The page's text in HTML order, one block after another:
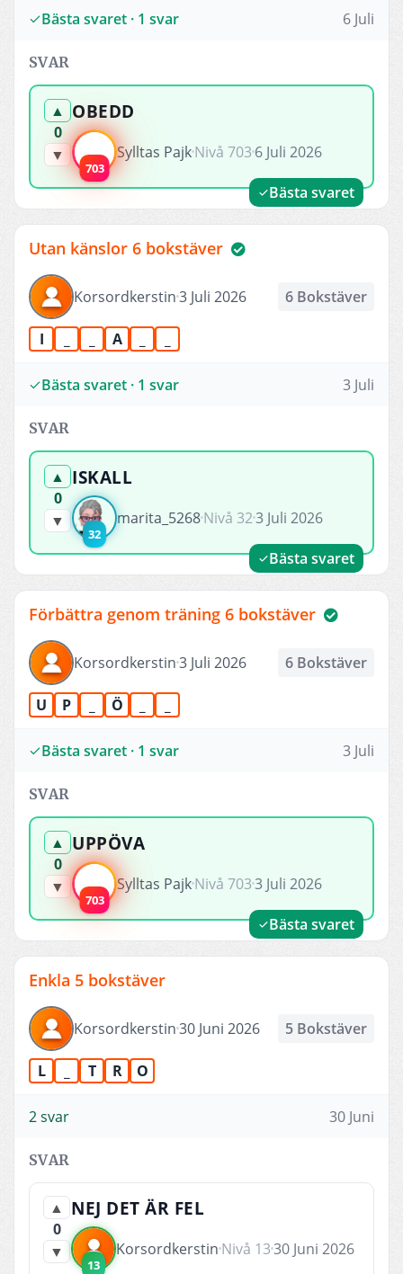
Bästa svaret · 1 svar 6 Juli
SVAR
Bästa svaret
▲
0
▼
OBEDD
703
Sylltas PajkNivå 703 6 Juli 2026
Utan känslor 6 bokstäver
Korsordkerstin3 Juli 2026 6 Bokstäver
I A
Bästa svaret · 1 svar 3 Juli
SVAR
Bästa svaret
▲
0
▼
ISKALL
32
marita_5268Nivå 323 Juli 2026
Förbättra genom träning 6 bokstäver
Korsordkerstin3 Juli 2026 6 Bokstäver
U P Ö
Bästa svaret · 1 svar 3 Juli
SVAR
Bästa svaret
▲
0
▼
UPPÖVA
703
Sylltas PajkNivå 7033 Juli 2026
Enkla 5 bokstäver
Korsordkerstin30 Juni 2026 5 Bokstäver
L T R O
2 svar 30 Juni
SVAR
▲
0
▼
NEJ DET ÄR FEL
13
Korsordkerstin Nivå 1330 Juni 2026